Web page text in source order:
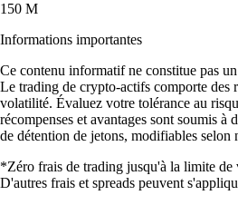
150 M
Informations importantes
Ce contenu informatif ne constitue pas
Le trading de crypto-actifs comporte des
volatilité. Évaluez votre tolérance au
récompenses et avantages sont soumis
de détention de jetons, modifiables selon
*Zéro frais de trading jusqu'à la limite
D'autres frais et spreads peuvent